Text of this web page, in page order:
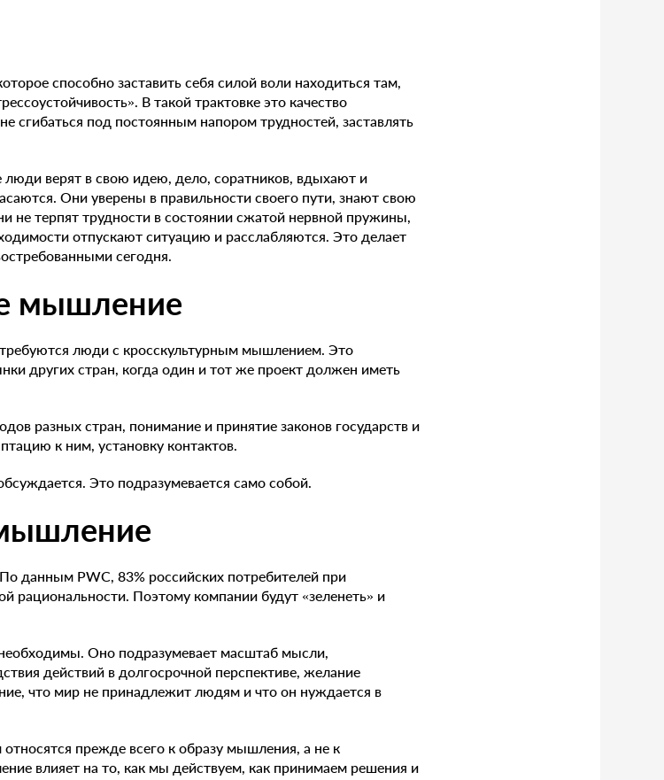
способно заставить себя силой воли находиться там,
В такой трактовке это качество
сгибаться под постоянным напором трудностей, заставлять
люди верят в свою идею, дело, соратников, вдыхают и
Они уверены в правильности своего пути, знают свою
не терпят трудности в состоянии сжатой нервной пружины,
отпускают ситуацию и расслабляются. Это делает
сегодня.
мышление
люди с кросскультурным мышлением. Это
других стран, когда один и тот же проект должен иметь
разных стран, понимание и принятие законов государств и
к ним, установку контактов.
Это подразумевается само собой.
данным PWC, 83% российских потребителей при
рациональности. Поэтому компании будут «зеленеть» и
Оно подразумевает масштаб мысли,
действий в долгосрочной перспективе, желание
что мир не принадлежит людям и что он нуждается в
прежде всего к образу мышления, а не к
влияет на то, как мы действуем, как принимаем решения и